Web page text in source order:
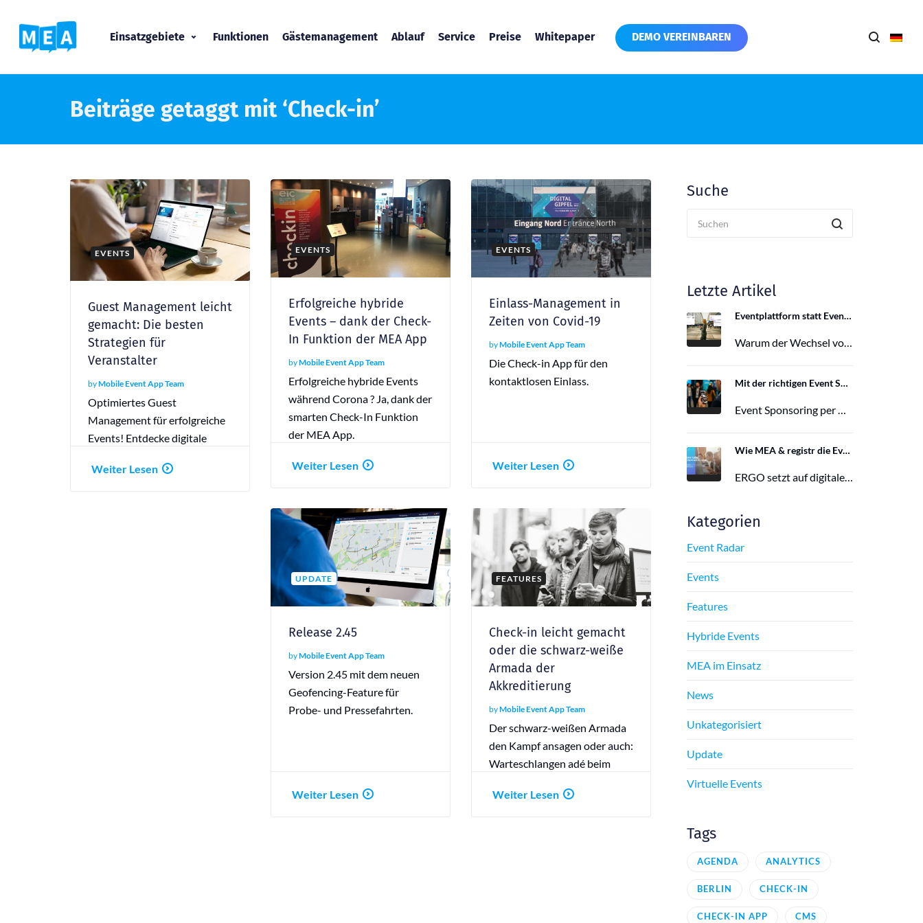
Einsatzgebiete Funktionen Gästemanagement Ablauf Service Preise Whitepaper DEMO VEREINBAREN
Beiträge getaggt mit ‘Check-in’
EVENTS
Guest Management leicht
gemacht: Die besten
Strategien für
Veranstalter
byMobile Event App Team
Optimiertes Guest
Management für erfolgreiche
Events! Entdecke digitale
reibungsloses Gästeerlebnis.
Weiter Lesen
EVENTS
Erfolgreiche hybride
Events – dank der Check-
In Funktion der MEA App
byMobile Event App Team
Erfolgreiche hybride Events
während Corona ? Ja, dank der
smarten Check-In Funktion
der MEA App.
Weiter Lesen
EVENTS
Einlass-Management in
Zeiten von Covid-19
byMobile Event App Team
Die Check-in App für den
kontaktlosen Einlass.
Weiter Lesen
UPDATE
Release 2.45
byMobile Event App Team
Version 2.45 mit dem neuen
Geofencing-Feature für
Probe- und Pressefahrten.
Weiter Lesen
FEATURES
Check-in leicht gemacht
oder die schwarz-weiße
Armada der
Akkreditierung
byMobile Event App Team
Der schwarz-weißen Armada
den Kampf ansagen oder auch:
Warteschlangen adé beim
Weiter Lesen
Suche
Letzte Artikel
Eventplattform statt Event App: Der Wechsel von der Mobile Event App zu Polario
Warum der Wechsel von der Mobile Event App zu Polario erfolgt und wie Polario als moderne Eventplattform klassische Event Apps…
Mit der richtigen Event Sponsoring App zu mehr Reichweite, Leads und Wirkung
Event Sponsoring per App: messbar, flexibel und interaktiv. Jetzt mehr Sichtbarkeit und Wirkung für dein Event sichern.
Wie MEA & registr die Eventorganisation von 120 ERGO-Events pro Jahr optimieren
ERGO setzt auf digitale Eventorganisation mit MEA & registr. Effizient, nachhaltig und interaktiv – so gelingt moderne Eventplanung.
Kategorien
Event Radar
Events
Features
Hybride Events
MEA im Einsatz
News
Unkategorisiert
Update
Virtuelle Events
Tags
AGENDA ANALYTICS
BERLIN CHECK-IN
CHECK-IN APP CMS